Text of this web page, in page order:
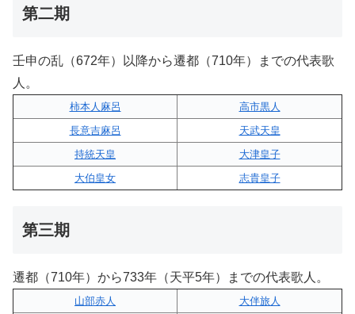
第二期
壬申の乱（672年）以降から遷都（710年）までの代表歌
人。
柿本人麻呂
高市黒人
長意吉麻呂
天武天皇
持統天皇
大津皇子
大伯皇女
志貴皇子
第三期
遷都（710年）から733年（天平5年）までの代表歌人。
山部赤人
大伴旅人